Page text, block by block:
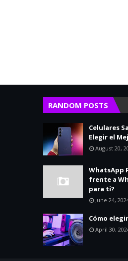
RANDOM POSTS
Celulares
Elegir el
August 20,
WhatsApp
frente a
para ti?
June 24,
Cómo
April 30,